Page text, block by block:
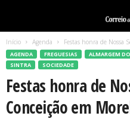
Início Agenda Festas honra de Nossa
AGENDA FREGUESIAS
ALMARGEM
SINTRA
SOCIEDADE
Festas honra de
Conceição em